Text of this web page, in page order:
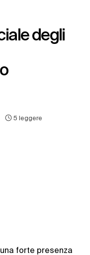
5 leggere
forte presenza